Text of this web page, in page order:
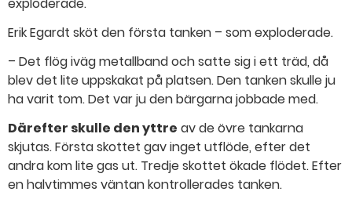
exploderade.
Erik Egardt sköt den första tanken – som exploderade.
– Det flög iväg metallband och satte sig i ett träd, då
blev det lite uppskakat på platsen. Den tanken skulle ju
ha varit tom. Det var ju den bärgarna jobbade med.
Därefter skulle den yttre av de övre tankarna
skjutas. Första skottet gav inget utflöde, efter det
andra kom lite gas ut. Tredje skottet ökade flödet. Efter
en halvtimmes väntan kontrollerades tanken.